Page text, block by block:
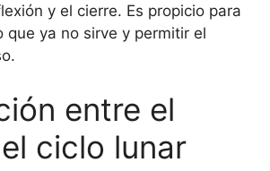
y el cierre. Es propicio para
que ya no sirve y permitir el
entre el
ciclo lunar